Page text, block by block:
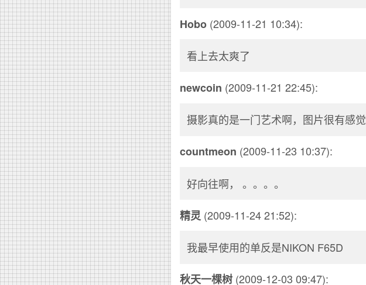
Hobo (2009-11-21 10:34):
看上去太爽了
newcoin (2009-11-21 22:45):
摄影真的是一门艺术啊，图片很有感觉
countmeon (2009-11-23 10:37):
好向往啊， 。。。。
精灵 (2009-11-24 21:52):
我最早使用的单反是NIKON F65D
秋天一棵树 (2009-12-03 09:47):